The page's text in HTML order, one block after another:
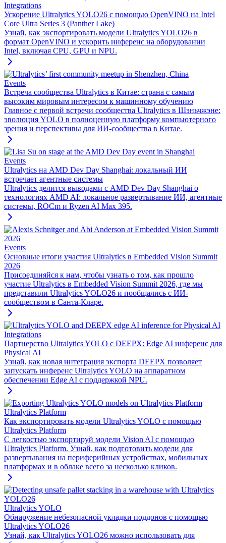
Integrations
Ускорение Ultralytics YOLO26 с помощью OpenVINO на Intel
Core Ultra Series 3 (Panther Lake)
Узнай, как экспортировать модели Ultralytics YOLO26 в
формат OpenVINO и ускорить инференс на оборудовании
Intel, включая CPU, GPU и NPU.
Events
Встреча сообщества Ultralytics в Китае: страна с самым
высоким мировым интересом к машинному обучению
Главное с первой встречи сообщества Ultralytics в Шэньчжэне:
эволюция YOLO в полноценную платформу компьютерного
зрения и перспективы для ИИ-сообщества в Китае.
Events
Ultralytics на AMD Dev Day Shanghai: локальный ИИ
встречает агентные системы
Ultralytics делится выводами с AMD Dev Day Shanghai о
технологиях AMD AI: локальное развертывание ИИ, агентные
системы, ROCm и Ryzen AI Max 395.
Events
Основные итоги участия Ultralytics в Embedded Vision Summit
2026
Присоединяйся к нам, чтобы узнать о том, как прошло
участие Ultralytics в Embedded Vision Summit 2026, где мы
представили Ultralytics YOLO26 и пообщались с ИИ-
сообществом в Санта-Кларе.
Integrations
Партнерство Ultralytics YOLO с DEEPX: Edge AI инференс для
Physical AI
Узнай, как новая интеграция экспорта DEEPX позволяет
запускать инференс Ultralytics YOLO на аппаратном
обеспечении Edge AI с поддержкой NPU.
Ultralytics Platform
Как экспортировать модели Ultralytics YOLO с помощью
Ultralytics Platform
С легкостью экспортируй модели Vision AI с помощью
Ultralytics Platform. Узнай, как подготовить модели для
развертывания на периферийных устройствах, мобильных
платформах и в облаке всего за несколько кликов.
Ultralytics YOLO
Обнаружение небезопасной укладки поддонов с помощью
Ultralytics YOLO26
Узнай, как Ultralytics YOLO26 можно использовать для